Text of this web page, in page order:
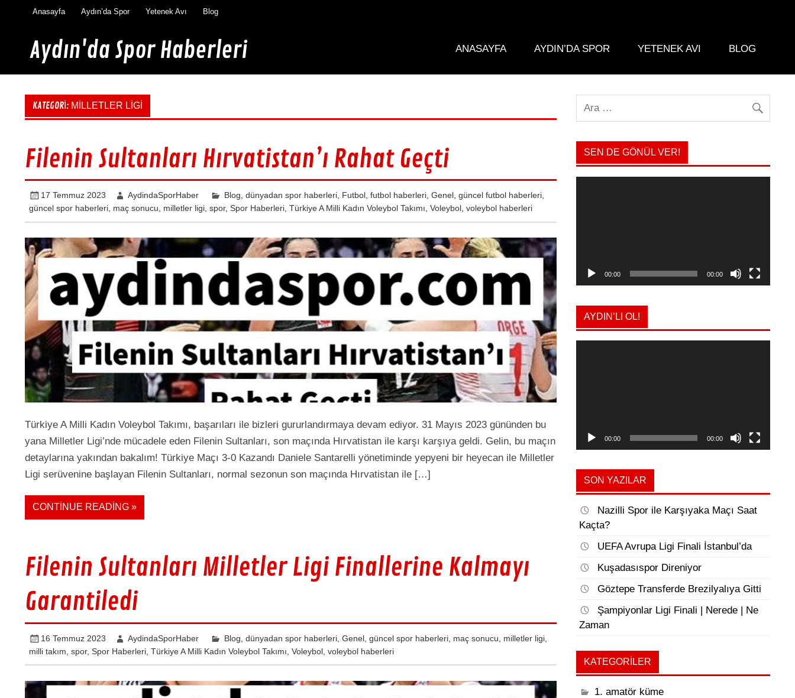
Anasayfa Aydın’da Spor Yetenek Avı Blog
Aydın'da Spor Haberleri
Aydın'da en güncel spor haberleri burada
ANASAYFA AYDIN’DA SPOR YETENEK AVI BLOG
KATEGORI: MILLETLER LIGI
Filenin Sultanları Hırvatistan’ı Rahat Geçti
17 Temmuz 2023 AydindaSporHaber Blog, dünyadan spor haberleri, Futbol, futbol haberleri, Genel, güncel futbol haberleri,
güncel spor haberleri, maç sonucu, milletler ligi,spor,Spor Haberleri,Türkiye A Milli Kadın Voleybol Takımı,Voleybol,voleybol haberleri
Türkiye A Milli Kadın Voleybol Takımı, başarıları ile bizleri gururlandırmaya devam ediyor. 31 Mayıs 2023 gününden bu
yana Milletler Ligi’nde mücadele eden Filenin Sultanları, son maçında Hırvatistan ile karşı karşıya geldi. Gelin, bu maçın
detaylarına yakından bakalım! Türkiye Maçı 3-0 Kazandı Daniele Santarelli yönetiminde yepyeni bir heyecan ile Milletler
Ligi serüvenine başlayan Filenin Sultanları, normal sezonun son maçında Hırvatistan ile […]
CONTINUE READING »
Filenin Sultanları Milletler Ligi Finallerine Kalmayı
Garantiledi
16 Temmuz 2023 AydindaSporHaber Blog dünyadan spor haberleri, Genel, güncel spor haberleri, maç sonucu milletler ligi,
milli takım ,spor,Spor Haberleri ,Türkiye A Milli Kadın Voleybol Takımı ,Voleybol ,voleybol haberleri
SEN DE GÖNÜL VER!
Video
00:00 00:00
AYDIN’LI OL!
00:00 00:00
SON YAZILAR
Nazilli Spor ile Karşıyaka Maçı Saat
Kaçta?
UEFA Avrupa Ligi Finali İstanbul’da
Kuşadasıspor Direniyor
Göztepe Transferde Brezilyalıya Gitti
Şampiyonlar Ligi Finali | Nerede | Ne
Zaman
KATEGORILER
1. amatör küme